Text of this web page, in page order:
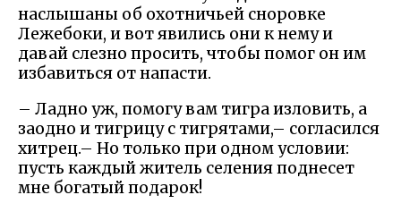
наслышаны об охотничьей сноровке
Лежебоки, и вот явились они к нему и
давай слезно просить, чтобы помог он им
избавиться от напасти.
– Ладно уж, помогу вам тигра изловить, а
заодно и тигрицу с тигрятами,– согласился
хитрец.– Но только при одном условии:
пусть каждый житель селения поднесет
мне богатый подарок!